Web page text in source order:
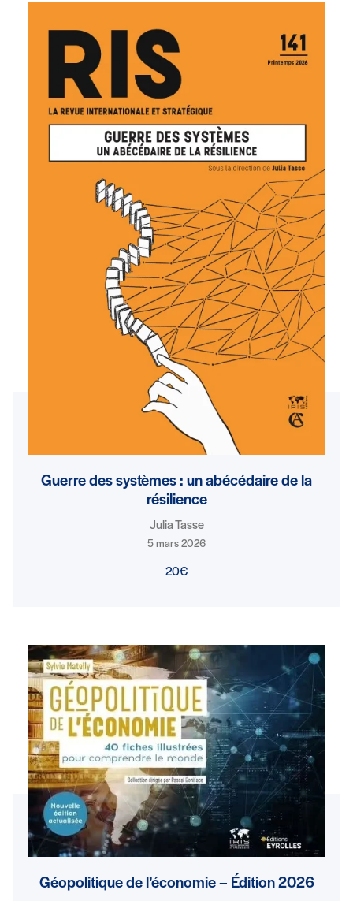
Guerre des systèmes : un abécédaire de la
résilience
Julia Tasse
5 mars 2026
20€
Géopolitique de l’économie – Édition 2026